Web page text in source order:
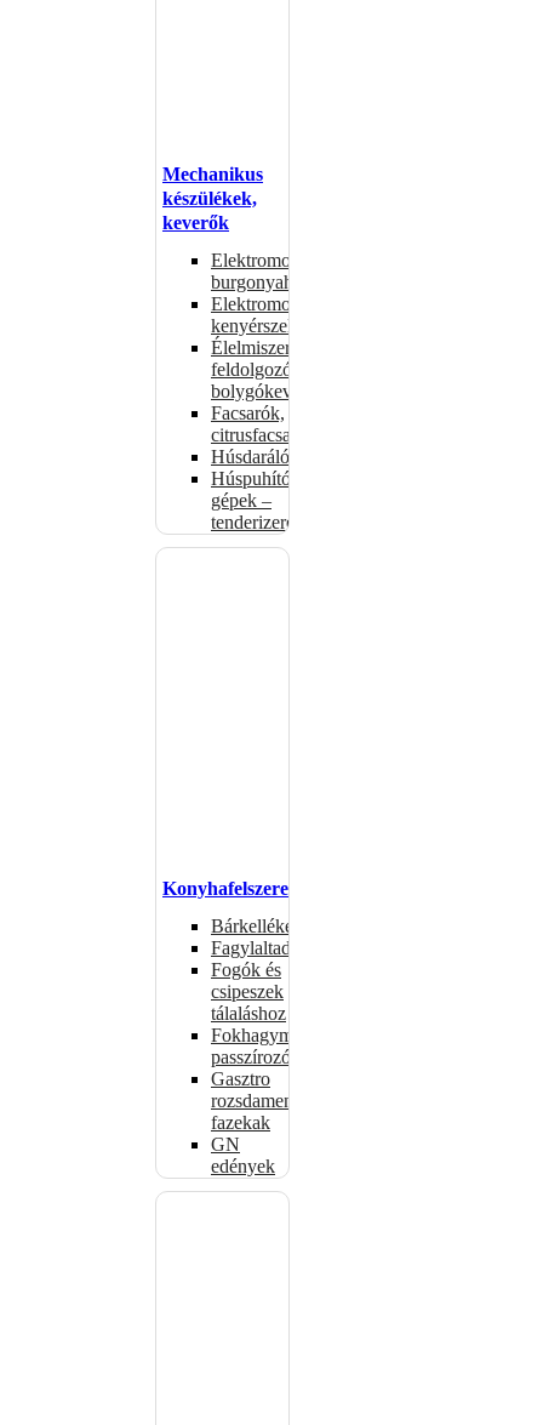
Mechanikus
készülékek,
keverők
Elektromos
burgonyahámozók
Elektromos
kenyérszeletelők
Élelmiszer-
feldolgozók –
bolygókeverők
Facsarók,
citrusfacsarók
Húsdarálók
Húspuhító
gépek –
tenderizerek
Konyhafelszerelés
Bárkellékek
Fagylaltadagolók
Fogók és
csipeszek
tálaláshoz
Fokhagymaprések,
passzírozók
Gasztro
rozsdamentes
fazekak
GN
edények